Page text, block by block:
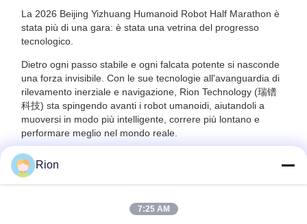
La 2026 Beijing Yizhuang Humanoid Robot Half Marathon è
stata più di una gara: è stata una vetrina del progresso
tecnologico.
Dietro ogni passo stabile e ogni falcata potente si nasconde
una forza invisibile. Con le sue tecnologie all'avanguardia di
rilevamento inerziale e navigazione, Rion Technology (瑞镨
科技) sta spingendo avanti i robot umanoidi, aiutandoli a
muoversi in modo più intelligente, correre più lontano e
performare meglio nel mondo reale.
Rion
7:25 AM